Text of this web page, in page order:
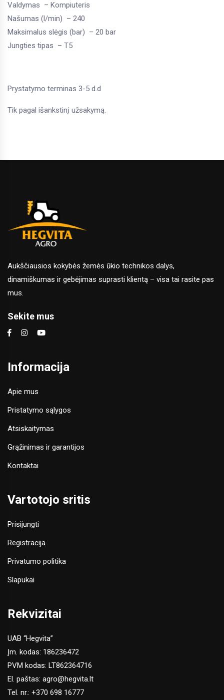
Valdymas – Kompiuteris
Našumas (l/min) – 240
Maksimalus slėgis (bar) – 20 bar
Jungties tipas – T5
Prystatymo terminas 3-5 d.d
Tik pagal išankstinį užsakymą.
Aukščiausios kokybės žemės ūkio technikos dalys,
dinamiškumas ir gebėjimas suprasti klientą – visa tai rasite pas
mus.
Sekite mus
Informacija
Apie mus
Pristatymo sąlygos
Atsiskaitymas
Grąžinimas ir garantijos
Kontaktai
Vartotojo sritis
Prisijungti
Registracija
Privatumo politika
Slapukai
Rekvizitai
UAB “Hegvita”
Įm. kodas: 186236472
PVM kodas: LT862364716
El. paštas: agro@hegvita.lt
Tel. nr.: +370 698 16777